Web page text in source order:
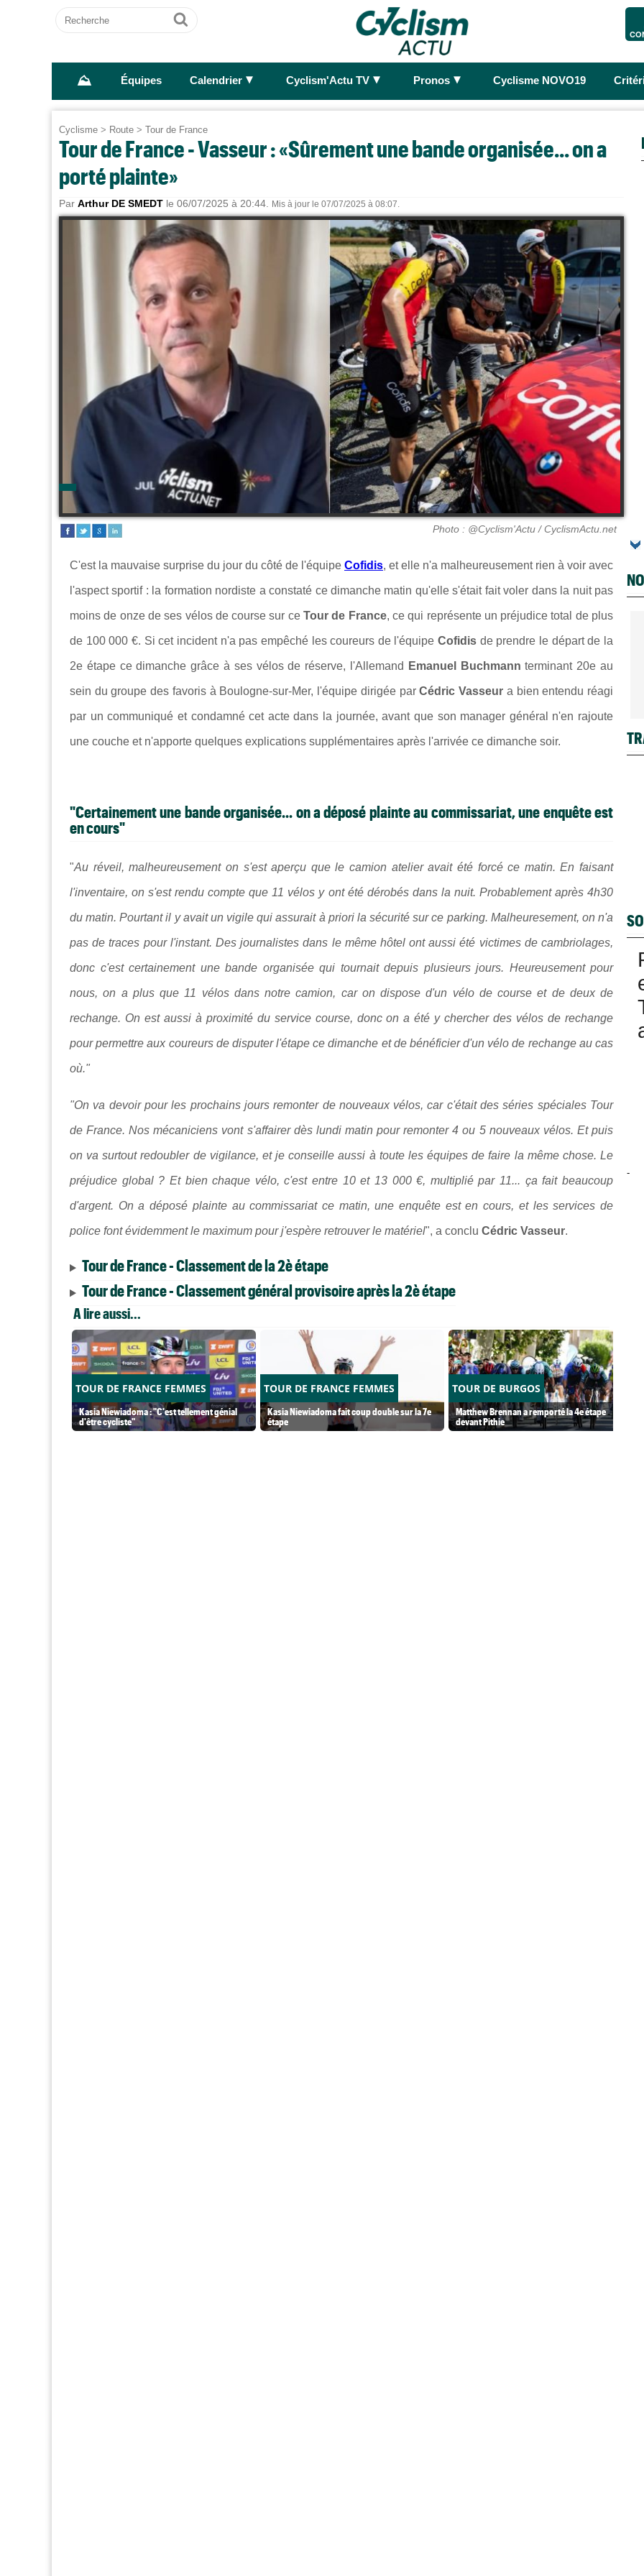
Recherche
Ok
⛰ Équipes Calendrier ► Cyclism'Actu TV ► Pronos ► Cyclisme NOVO19
Cyclisme > Route > Tour de France
Tour de France - Vasseur : «Sûrement une bande organisée... on a
porté plainte»
Par Arthur DE SMEDT le 06/07/2025 à 20:44. Mis à jour le 07/07/2025 à 08:07.
Photo : @Cyclism'Actu / CyclismActu.net
C'est la mauvaise surprise du jour du côté de l'équipe Cofidis, et elle n'a malheureusement rien à voir avec
l'aspect sportif : la formation nordiste a constaté ce dimanche matin qu'elle s'était fait voler dans la nuit pas
moins de onze de ses vélos de course sur ce Tour de France, ce qui représente un préjudice total de plus
de 100 000 €. Si cet incident n'a pas empêché les coureurs de l'équipeCofidis de prendre le départ de la
2e étape ce dimanche grâce à ses vélos de réserve, l'Allemand Emanuel Buchmann terminant 20e au
sein du groupe des favoris à Boulogne-sur-Mer, l'équipe dirigée parCédric Vasseur a bien entendu réagi
par un communiqué et condamné cet acte dans la journée, avant que son manager général n'en rajoute
une couche et n'apporte quelques explications supplémentaires après l'arrivée ce dimanche soir.
"Certainement une bande organisée... on a déposé plainte au commissariat, une enquête est
en cours"
"Au réveil, malheureusement on s'est aperçu que le camion atelier avait été forcé ce matin. En faisant
l'inventaire, on s'est rendu compte que 11 vélos y ont été dérobés dans la nuit. Probablement après 4h30
du matin. Pourtant il y avait un vigile qui assurait à priori la sécurité sur ce parking. Malheuresement, on n'a
pas de traces pour l'instant. Des journalistes dans le même hôtel ont aussi été victimes de cambriolages,
donc c'est certainement une bande organisée qui tournait depuis plusieurs jours. Heureusement pour
nous, on a plus que 11 vélos dans notre camion, car on dispose d'un vélo de course et de deux de
rechange. On est aussi à proximité du service course, donc on a été y chercher des vélos de rechange
pour permettre aux coureurs de disputer l'étape ce dimanche et de bénéficier d'un vélo de rechange au cas
où."
"On va devoir pour les prochains jours remonter de nouveaux vélos, car c'était des séries spéciales Tour
de France. Nos mécaniciens vont s'affairer dès lundi matin pour remonter 4 ou 5 nouveaux vélos. Et puis
on va surtout redoubler de vigilance, et je conseille aussi à toute les équipes de faire la même chose. Le
préjudice global ? Et bien chaque vélo, c'est entre 10 et 13 000 €, multiplié par 11... ça fait beaucoup
d'argent. On a déposé plainte au commissariat ce matin, une enquête est en cours, et les services de
police font évidemment le maximum pour j'espère retrouver le matériel", a conclu Cédric Vasseur.
Tour de France - Classement de la 2è étape
Tour de France - Classement général provisoire après la 2è étape
A lire aussi...
TOUR DE FRANCE FEMMES
Kasia Niewiadoma : "C'est tellement génial
d'être cycliste"
TOUR DE FRANCE FEMMES
Kasia Niewiadoma fait coup double sur la 7e
étape
TOUR DE BURGOS
Matthew Brennan a remporté la 4e étape
devant Pithie
-